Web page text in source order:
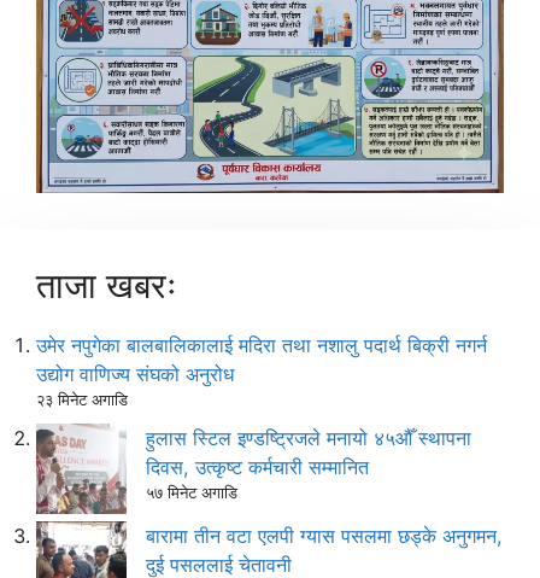
ताजा खबरः
उमेर नपुगेका बालबालिकालाई मदिरा तथा नशालु पदार्थ बिक्री नगर्न
उद्योग वाणिज्य संघको अनुरोध
२३ मिनेट अगाडि
हुलास स्टिल इण्डष्ट्रिजले मनायो ४५औँ स्थापना
दिवस, उत्कृष्ट कर्मचारी सम्मानित
५७ मिनेट अगाडि
बारामा तीन वटा एलपी ग्यास पसलमा छड्के अनुगमन,
दुई पसललाई चेतावनी